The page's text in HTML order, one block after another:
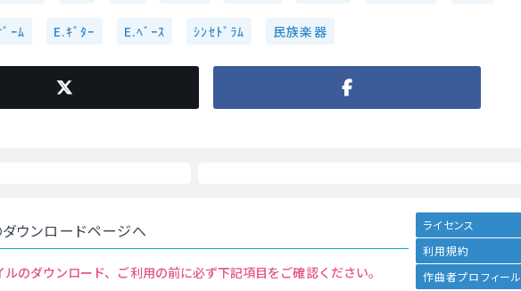
ﾞｰﾑ E.ｷﾞﾀｰ E.ﾍﾞｰｽ ｼﾝｾﾄﾞﾗﾑ 民族楽器
ウンロードページへ
ライセンス
利用規約
作曲者プロフィール
のダウンロード、ご利用の前に必ず下記項目をご確認ください。